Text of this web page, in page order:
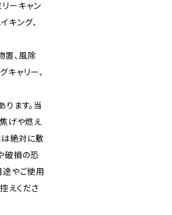
リーキャン
キング、
置、風除
キャリー、
ます。当
げや燃え
絶対に敷
破損の恐
途やご使用
えくださ